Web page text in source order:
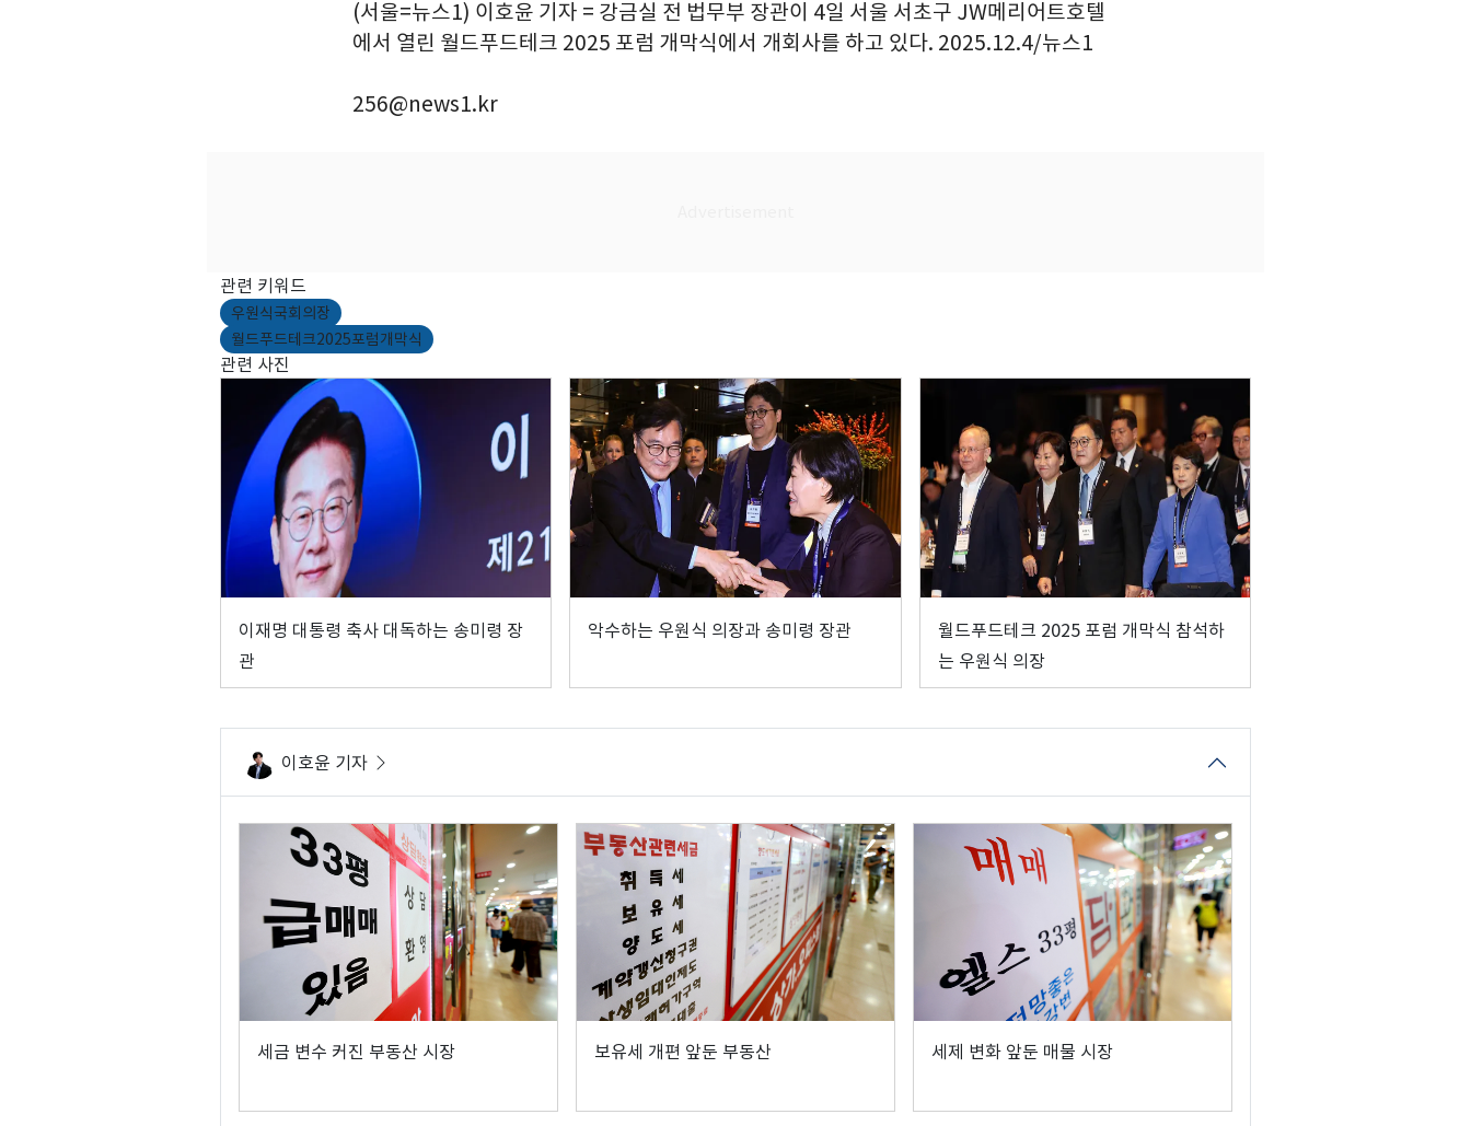
(서울=뉴스1) 이호윤 기자 = 강금실 전 법무부 장관이 4일 서울 서초구 JW메리어트호텔
에서 열린 월드푸드테크 2025 포럼 개막식에서 개회사를 하고 있다. 2025.12.4/뉴스1
256@news1.kr
관련 키워드
우원식국회의장
월드푸드테크2025포럼개막식
관련 사진
이재명 대통령 축사 대독하는 송미령 장
관
악수하는 우원식 의장과 송미령 장관
월드푸드테크 2025 포럼 개막식 참석하
는 우원식 의장
이호윤 기자
세금 변수 커진 부동산 시장 보유세 개편 앞둔 부동산 세제 변화 앞둔 매물 시장